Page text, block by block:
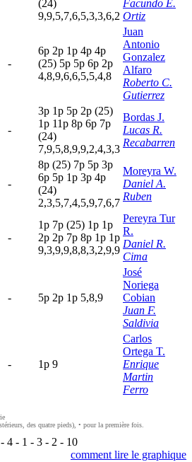
(24)
9,9,5,7,6,5,3,3,6,2
Facundo E.
Ortiz
-
6p 2p 1p 4p 4p
(25) 5p 5p 6p 2p
4,8,9,6,6,5,5,4,8
Juan
Antonio
Gonzalez
Alfaro
Roberto C.
Gutierrez
-
3p 1p 5p 2p (25)
1p 11p 8p 6p 7p
(24)
7,9,5,8,9,9,2,4,3,3
Bordas J.
Lucas R.
Recabarren
-
8p (25) 7p 5p 3p
6p 5p 1p 3p 4p
(24)
2,3,5,7,4,5,9,7,6,7
Moreyra W.
Daniel A.
Ruben
-
1p 7p (25) 1p 1p
2p 2p 7p 8p 1p 1p
9,3,9,9,8,8,3,2,9,9
Pereyra Tur
R.
Daniel R.
Cima
- 5p 2p 1p 5,8,9
José
Noriega
Cobian
Juan F.
Saldivia
- 1p 9
Carlos
Ortega T.
Enrique
Martin
Ferro
des quatre pieds), • pour la première fois.
- 4 - 1 - 3 - 2 - 10
comment lire le graphique